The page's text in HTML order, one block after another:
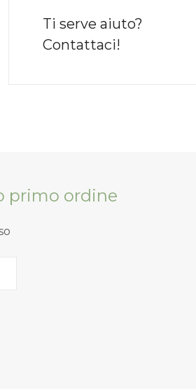
Ti serve aiuto?
Contattaci!
primo ordine